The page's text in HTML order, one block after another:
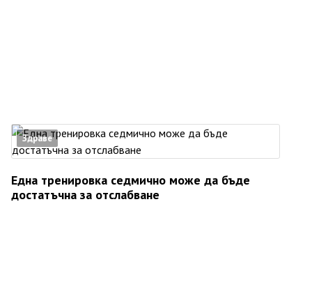
Здраве
Една тренировка седмично може да бъде
достатъчна за отслабване